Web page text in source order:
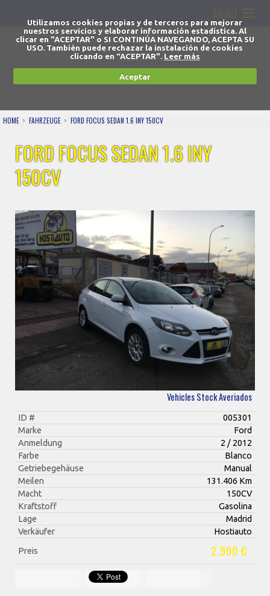
Utilizamos cookies propias y de terceros para mejorar
nuestros servicios y elaborar información estadística. Al
clicar en "ACEPTAR" o SI CONTINÚA NAVEGANDO, ACEPTA SU
USO. También puede rechazar la instalación de cookies
clicando en “ACEPTAR". Leer más
Aceptar
HOME FAHRZEUGE FORD FOCUS SEDAN 1.6 INY 150CV
FORD FOCUS SEDAN 1.6 INY
150CV
Vehicles Stock Averiados
ID #
005301
Marke
Ford
Anmeldung
2 / 2012
Farbe
Blanco
Getriebegehäuse
Manual
Meilen
131.406 Km
Macht
150CV
Kraftstoff
Gasolina
Lage
Madrid
Verkäufer
Hostiauto
Preis
2.900 €